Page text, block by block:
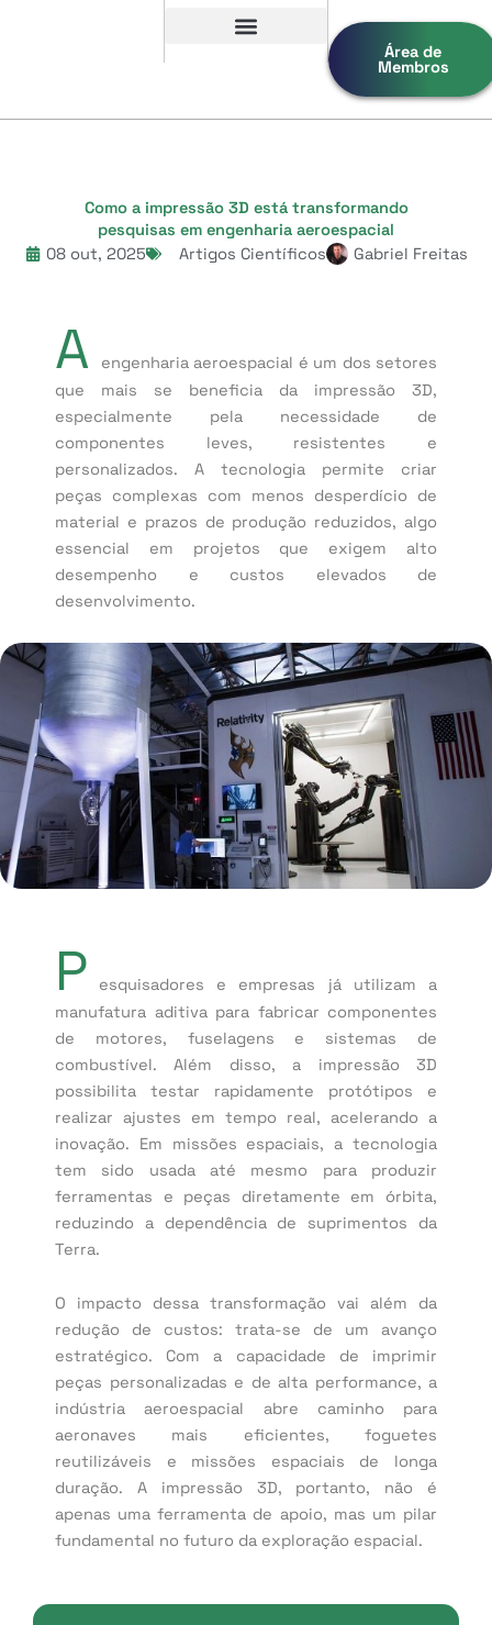
Área de
Membros
Como a impressão 3D está transformando
pesquisas em engenharia aeroespacial
08 out, 2025
Artigos Científicos Gabriel Freitas
A
engenharia aeroespacial é um dos setores
que mais se beneficia da impressão 3D,
especialmente pela necessidade de
componentes leves, resistentes e
personalizados. A tecnologia permite criar
peças complexas com menos desperdício de
material e prazos de produção reduzidos, algo
essencial em projetos que exigem alto
desempenho e custos elevados de
desenvolvimento.
P
esquisadores e empresas já utilizam a
manufatura aditiva para fabricar componentes
de motores, fuselagens e sistemas de
combustível. Além disso, a impressão 3D
possibilita testar rapidamente protótipos e
realizar ajustes em tempo real, acelerando a
inovação. Em missões espaciais, a tecnologia
tem sido usada até mesmo para produzir
ferramentas e peças diretamente em órbita,
reduzindo a dependência de suprimentos da
Terra.
O impacto dessa transformação vai além da
redução de custos: trata-se de um avanço
estratégico. Com a capacidade de imprimir
peças personalizadas e de alta performance, a
indústria aeroespacial abre caminho para
aeronaves mais eficientes, foguetes
reutilizáveis e missões espaciais de longa
duração. A impressão 3D, portanto, não é
apenas uma ferramenta de apoio, mas um pilar
fundamental no futuro da exploração espacial.